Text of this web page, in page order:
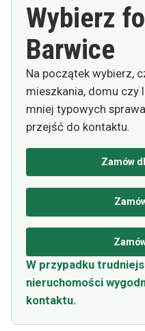
Wybierz
Barwice
Na początek wybierz,
mieszkania, domu czy
mniej typowych
przejść do kontaktu.
Zamów
W przypadku
nieruchomości
kontaktu.